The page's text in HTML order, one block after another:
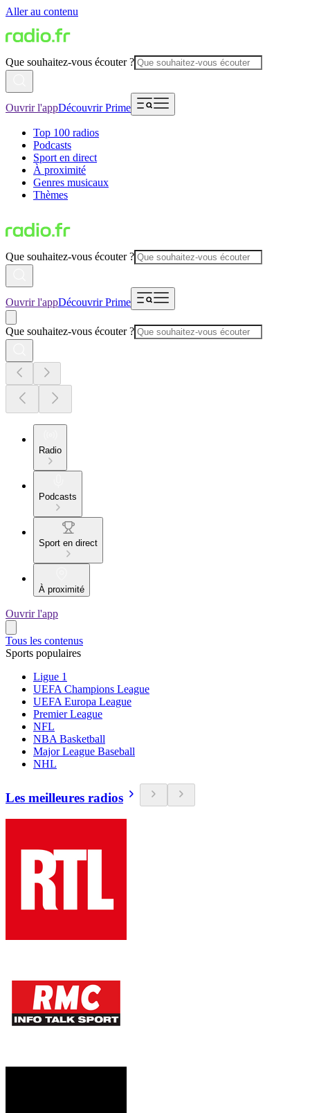
Aller au contenu
Que souhaitez-vous écouter ?
Ouvrir l'appDécouvrir Prime
Top 100 radios
Podcasts
Sport en direct
À proximité
Genres musicaux
Thèmes
Que souhaitez-vous écouter ?
Ouvrir l'appDécouvrir Prime
Que souhaitez-vous écouter ?
Radio
Podcasts
Sport en direct
À proximité
Ouvrir l'app
Tous les contenus
Sports populaires
Ligue 1
UEFA Champions League
UEFA Europa League
Premier League
NFL
NBA Basketball
Major League Baseball
NHL
Les meilleures radios